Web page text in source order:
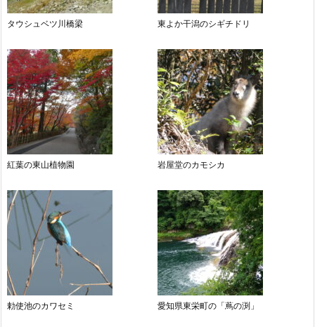
タウシュベツ川橋梁 東よか干潟のシギチドリ
紅葉の東山植物園 岩屋堂のカモシカ
勅使池のカワセミ 愛知県東栄町の「蔦の渕」